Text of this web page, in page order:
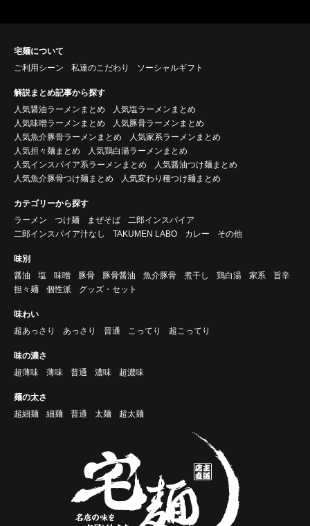
宅麺について
ご利用シーン
私達のこだわり ソーシャルギフト
解説まとめ記事から探す
人気醤油ラーメンまとめ
人気塩ラーメンまとめ
人気味噌ラーメンまとめ
人気豚骨ラーメンまとめ
人気魚介豚骨ラーメンまとめ
人気家系ラーメンまとめ
人気担々麺まとめ
人気鶏白湯ラーメンまとめ
人気インスパイア系ラーメンまとめ
人気醤油つけ麺まとめ
人気魚介豚骨つけ麺まとめ
人気変わり種つけ麺まとめ
カテゴリーから探す
ラーメン
つけ麺 まぜそば
二郎インスパイア
二郎インスパイア汁なし
TAKUMEN LABO カレー その他
味別
醤油
塩 味噌 豚骨 豚骨醤油 魚介豚骨 煮干し 鶏白湯 家系
旨辛
担々麺
個性派 グッズ・セット
味わい
超あっさり
あっさり 普通 こってり 超こってり
味の濃さ
超薄味
薄味 普通 濃味 超濃味
麺の太さ
超細麺
細麺 普通 太麺 超太麺